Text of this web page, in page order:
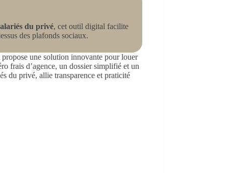
du privé, cet outil digital facilite
des plafonds sociaux.
propose une solution innovante pour louer
frais d’agence, un dossier simplifié et un
du privé, allie transparence et praticité